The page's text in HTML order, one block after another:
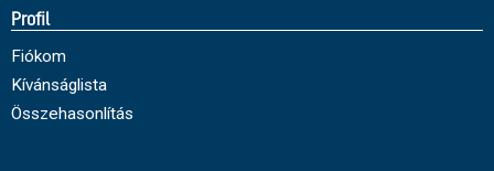
Profil
Fiókom
Kívánságlista
Összehasonlítás